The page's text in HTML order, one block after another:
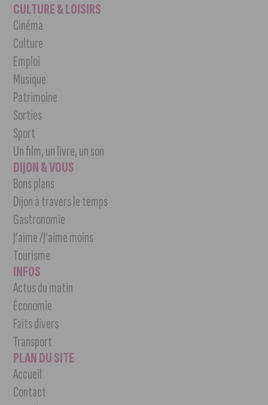
CULTURE & LOISIRS
Cinéma
Culture
Emploi
Musique
Patrimoine
Sorties
Sport
Un film, un livre, un son
DIJON & VOUS
Bons plans
Dijon à travers le temps
Gastronomie
J’aime /J’aime moins
Tourisme
INFOS
Actus du matin
Économie
Faits divers
Transport
PLAN DU SITE
Accueil
Contact